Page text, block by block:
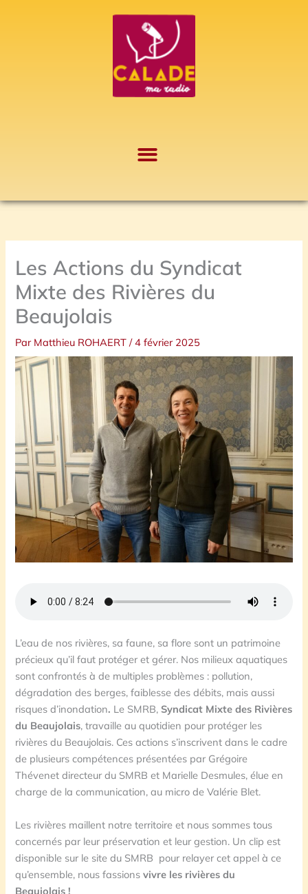
Les Actions du Syndicat
Mixte des Rivières du
Beaujolais
Par Matthieu ROHAERT/4 février 2025
L’eau de nos rivières, sa faune, sa flore sont un patrimoine
précieux qu’il faut protéger et gérer. Nos milieux aquatiques
sont confrontés à de multiples problèmes : pollution,
dégradation des berges, faiblesse des débits, mais aussi
risques d’inondation. Le SMRB, Syndicat Mixte des Rivières
du Beaujolais, travaille au quotidien pour protéger les
rivières du Beaujolais. Ces actions s’inscrivent dans le cadre
de plusieurs compétences présentées par Grégoire
Thévenet directeur du SMRB et Marielle Desmules, élue en
charge de la communication, au micro de Valérie Blet.
Les rivières maillent notre territoire et nous sommes tous
concernés par leur préservation et leur gestion. Un clip est
disponible sur le site du SMRB pour relayer cet appel à ce
qu’ensemble, nous fassionsvivre les rivières du
Beaujolais !